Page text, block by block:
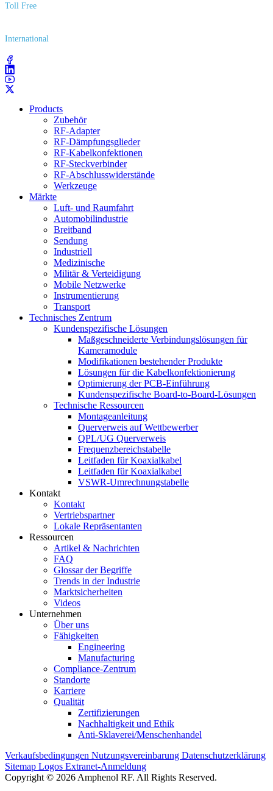
Toll Free
International
Products
Zubehör
RF-Adapter
RF-Dämpfungsglieder
RF-Kabelkonfektionen
RF-Steckverbinder
RF-Abschlusswiderstände
Werkzeuge
Märkte
Luft- und Raumfahrt
Automobilindustrie
Breitband
Sendung
Industriell
Medizinische
Militär & Verteidigung
Mobile Netzwerke
Instrumentierung
Transport
Technisches Zentrum
Kundenspezifische Lösungen
Maßgeschneiderte Verbindungslösungen für
Kameramodule
Modifikationen bestehender Produkte
Lösungen für die Kabelkonfektionierung
Optimierung der PCB-Einführung
Kundenspezifische Board-to-Board-Lösungen
Technische Ressourcen
Montageanleitung
Querverweis auf Wettbewerber
QPL/UG Querverweis
Frequenzbereichstabelle
Leitfaden für Koaxialkabel
Leitfaden für Koaxialkabel
VSWR-Umrechnungstabelle
Kontakt
Kontakt
Vertriebspartner
Lokale Repräsentanten
Ressourcen
Artikel & Nachrichten
FAQ
Glossar der Begriffe
Trends in der Industrie
Marktsicherheiten
Videos
Unternehmen
Über uns
Fähigkeiten
Engineering
Manufacturing
Compliance-Zentrum
Standorte
Karriere
Qualität
Zertifizierungen
Nachhaltigkeit und Ethik
Anti-Sklaverei/Menschenhandel
Verkaufsbedingungen Nutzungsvereinbarung Datenschutzerklärung
Sitemap Logos Extranet-Anmeldung
Copyright © 2026 Amphenol RF. All Rights Reserved.